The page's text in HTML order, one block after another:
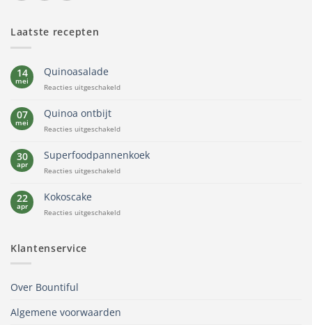
Laatste recepten
14
mei
Quinoasalade
Reacties uitgeschakeldvoor
07
mei
Quinoa ontbijt
Reacties uitgeschakeldvoor
ontbijt
30
apr
Superfoodpannenkoek
Reacties uitgeschakeldvoor
22
apr
Kokoscake
Reacties uitgeschakeldvoor
Klantenservice
Over Bountiful
Algemene voorwaarden